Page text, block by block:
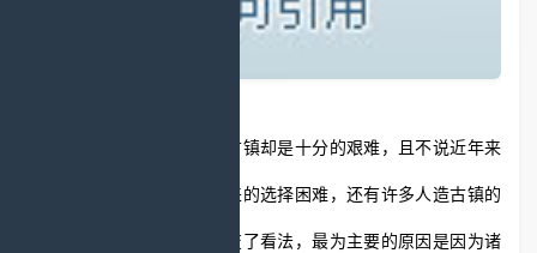
但是寻得一处原汁原味的古镇却是十分的艰难，且不说近年来
古镇资源的增多给人们带来的选择困难，还有许多人造古镇的
出现使得人们对于古镇改变了看法，最为主要的原因是因为诸